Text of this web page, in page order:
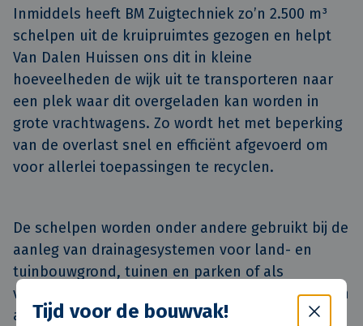
Tijd voor de bouwvak!
Inmiddels heeft BM Zuigtechniek zo’n 2.500 m³
schelpen uit de kruipruimtes gezogen en helpt
Van Dalen Huissen ons dit in kleine
hoeveelheden de wijk uit te transporteren naar
een plek waar dit overgeladen kan worden in
grote vrachtwagens. Zo wordt het met beperking
van de overlast snel en efficiënt afgevoerd om
voor allerlei toepassingen te recyclen.
De schelpen worden onder andere gebruikt bij de
aanleg van drainagesystemen voor land- en
tuinbouwgrond, tuinen en parken of als
verhardingsmateriaal voor uiteenlopende werken
aan wegen. Het is niet nodig om oud